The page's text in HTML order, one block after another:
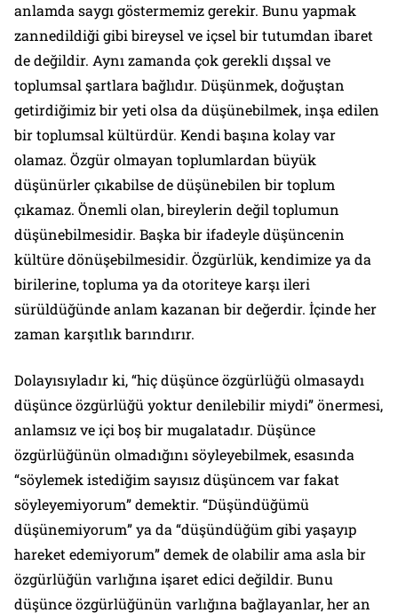
anlamda saygı göstermemiz gerekir. Bunu yapmak
zannedildiği gibi bireysel ve içsel bir tutumdan ibaret
de değildir. Aynı zamanda çok gerekli dışsal ve
toplumsal şartlara bağlıdır. Düşünmek, doğuştan
getirdiğimiz bir yeti olsa da düşünebilmek, inşa edilen
bir toplumsal kültürdür. Kendi başına kolay var
olamaz. Özgür olmayan toplumlardan büyük
düşünürler çıkabilse de düşünebilen bir toplum
çıkamaz. Önemli olan, bireylerin değil toplumun
düşünebilmesidir. Başka bir ifadeyle düşüncenin
kültüre dönüşebilmesidir. Özgürlük, kendimize ya da
birilerine, topluma ya da otoriteye karşı ileri
sürüldüğünde anlam kazanan bir değerdir. İçinde her
zaman karşıtlık barındırır.
Dolayısıyladır ki, “hiç düşünce özgürlüğü olmasaydı
düşünce özgürlüğü yoktur denilebilir miydi” önermesi,
anlamsız ve içi boş bir mugalatadır. Düşünce
özgürlüğünün olmadığını söyleyebilmek, esasında
“söylemek istediğim sayısız düşüncem var fakat
söyleyemiyorum” demektir. “Düşündüğümü
düşünemiyorum” ya da “düşündüğüm gibi yaşayıp
hareket edemiyorum” demek de olabilir ama asla bir
özgürlüğün varlığına işaret edici değildir. Bunu
düşünce özgürlüğünün varlığına bağlayanlar, her an